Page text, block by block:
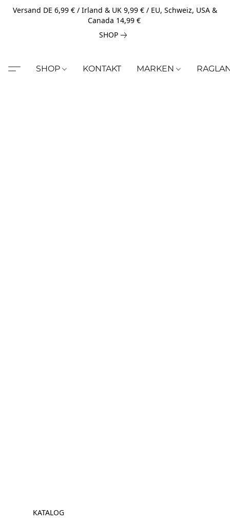
Versand DE 6,99 € / Irland & UK 9,99 € / EU, Schweiz, USA &
Canada 14,99 €
SHOP
SHOP KONTAKT MARKEN
KATALOG